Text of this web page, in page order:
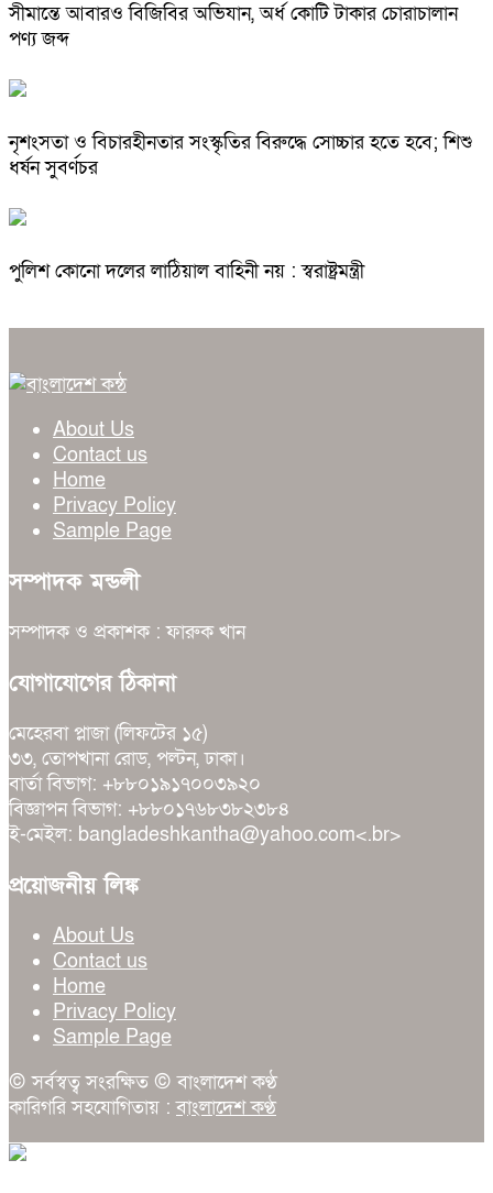
সীমান্তে আবারও বিজিবির অভিযান, অর্ধ কোটি টাকার চোরাচালান
পণ্য জব্দ
নৃশংসতা ও বিচারহীনতার সংস্কৃতির বিরুদ্ধে সোচ্চার হতে হবে; শিশু
ধর্ষন সুবর্ণচর
পুলিশ কোনো দলের লাঠিয়াল বাহিনী নয় : স্বরাষ্ট্রমন্ত্রী
About Us
Contact us
Home
Privacy Policy
Sample Page
সম্পাদক মন্ডলী
সম্পাদক ও প্রকাশক : ফারুক খান
যোগাযোগের ঠিকানা
মেহেরবা প্লাজা (লিফটের ১৫)
৩৩, তোপখানা রোড, পল্টন, ঢাকা।
বার্তা বিভাগ: +৮৮০১৯১৭০০৩৯২০
বিজ্ঞাপন বিভাগ: +৮৮০১৭৬৮৩৮২৩৮৪
ই-মেইল: bangladeshkantha@yahoo.com<.br>
প্রয়োজনীয় লিঙ্ক
About Us
Contact us
Home
Privacy Policy
Sample Page
© সর্বস্বত্ব সংরক্ষিত © বাংলাদেশ কণ্ঠ
কারিগরি সহযোগিতায় :বাংলাদেশ কণ্ঠ